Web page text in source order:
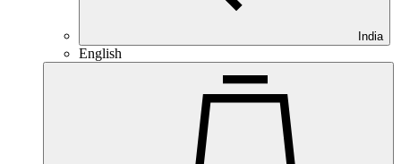
India
English